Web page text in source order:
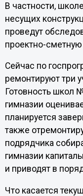
В частности,
несущих
проведут
проектно-
Сейчас по
ремонтируют три
Готовность школ
гимназии
планируется
также
подрядчика
гимназии
и приводят в
Что касается